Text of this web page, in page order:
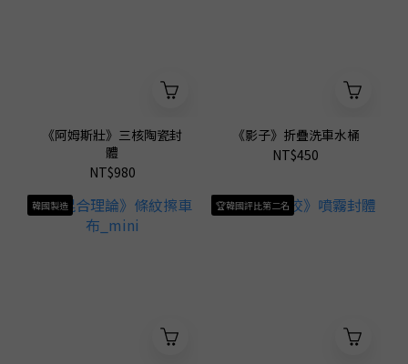
《阿姆斯壯》三核陶瓷封
體
NT$980
《影子》折疊洗車水桶
NT$450
韓國製造 🏆韓國評比第二名